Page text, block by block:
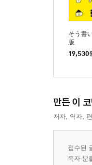
そう書
版
19,530
만든 이
저자, 역자,
접수된
독자 분